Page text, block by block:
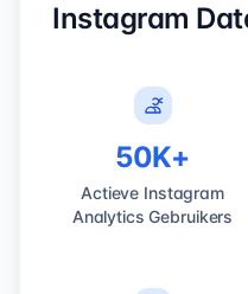
Instagram
50K+
Actieve Instagram
Analytics Gebruikers